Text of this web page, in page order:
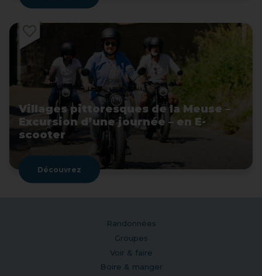
Villages pittoresques de la Meuse –
Excursion d’une journée – en E-
scooter
Découvrez
Randonnées
Groupes
Voir & faire
Boire & manger